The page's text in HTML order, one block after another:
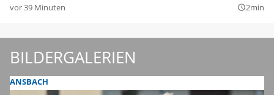
vor 39 Minuten query_builder2min
BILDERGALERIEN
ANSBACH